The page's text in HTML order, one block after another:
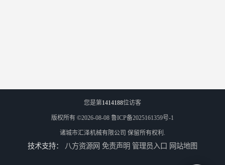
您是第1414188位访客
版权所有 ©2026-08-08 鲁ICP备2025161359号-1
诸城市汇泽机械有限公司 保留所有权利.
技术支持： 八方资源网 免责声明 管理员入口 网站地图